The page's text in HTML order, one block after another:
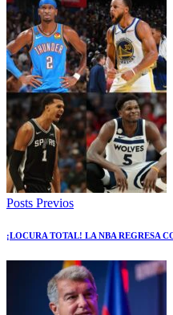
Posts Previos
¡LOCURA TOTAL! LA NBA REGRESA